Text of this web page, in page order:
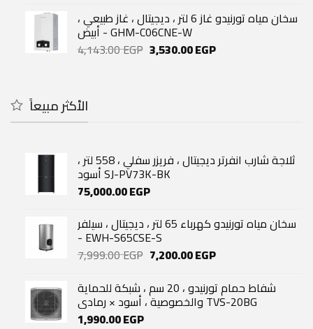
was:
32,500.00 EGP.
is:
24,000.00 EGP.
سخان مياه تورنيدو غاز 6 لتر ، ديجيتال ، غاز طبيعي ،
أبيض - GHM-C06CNE-W
4,143.00EGP Original
3,530.00EGPCurrent
الأكثر مبيعاً
ثلاجة شارب انفرتر ديجيتال ، فريزر سفلي ، 558 لتر ،
أسود SJ-PV73K-BK
75,000.00EGP
سخان مياه تورنيدو كهرباء 65 لتر ، ديجيتال ، سيلفر
- EWH-S65CSE-S
7,999.00EGP Original
was:
7,999.00 EGP.
7,200.00EGPCurrent
is:
7,200.00 EGP.
شفاط حمام تورنيدو ، 20 سم ، شبكة للحماية
والخصوصية ، أسود × رمادي TVS-20BG
1,990.00EGP